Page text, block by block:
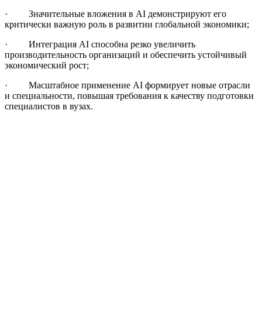
· Значительные вложения в AI демонстрируют его
критически важную роль в развитии глобальной экономики;
· Интеграция AI способна резко увеличить
производительность организаций и обеспечить устойчивый
экономический рост;
· Масштабное применение AI формирует новые отрасли
и специальности, повышая требования к качеству подготовки
специалистов в вузах.